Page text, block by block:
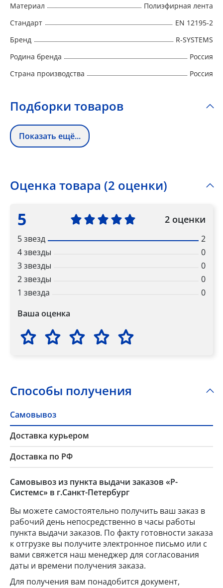
Материал
Полиэфирная лента
Стандарт
EN 12195-2
Бренд
R-SYSTEMS
Родина бренда
Россия
Страна производства
Россия
Подборки товаров
Показать ещё...
Оценка товара (2 оценки)
5 2 оценки
5 звезд
2
4 звезды
0
3 звезды
0
2 звезды
0
1 звезда
0
Ваша оценка
Способы получения
Самовывоз
Доставка курьером
Доставка по РФ
Самовывоз из пункта выдачи заказов «Р-
Системс» в г.Санкт-Петербург
Вы можете самостоятельно получить ваш заказ в
рабочий день непосредственно в часы работы
пункта выдачи заказов. По факту готовности заказа
к отгрузке вы получите электронное письмо или с
вами свяжется наш менеджер для согласования
даты и времени получения заказа.
Для получения вам понадобится документ,